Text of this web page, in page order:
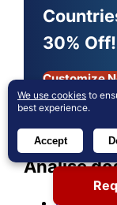
30% Off!
Customize
Análise
We use cookies to
best experience.
Accept